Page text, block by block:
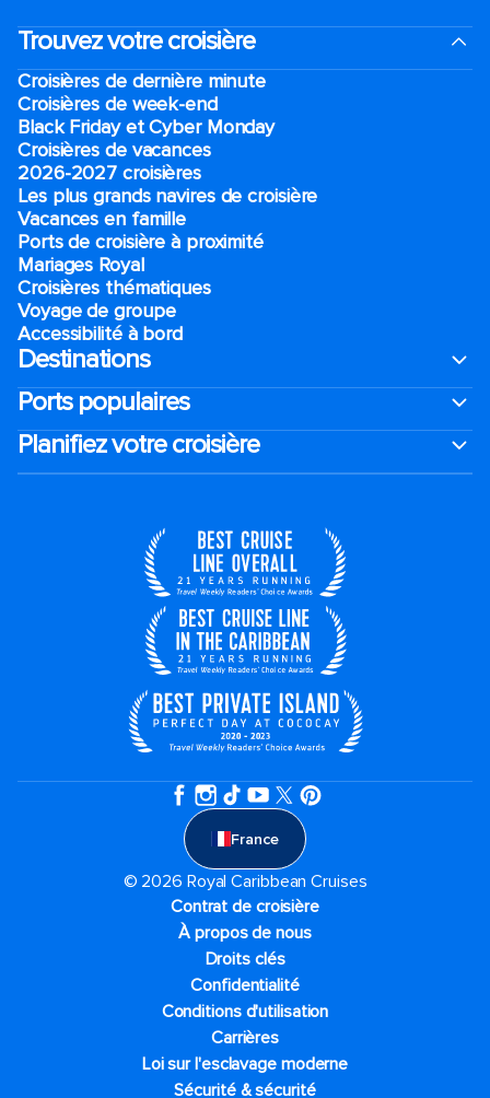
Trouvez votre croisière
Croisières de dernière minute
Croisières de week-end
Black Friday et Cyber Monday
Croisières de vacances
2026-2027 croisières
Les plus grands navires de croisière
Vacances en famille
Ports de croisière à proximité
Mariages Royal
Croisières thématiques
Voyage de groupe​
Accessibilité à bord​
Destinations
Ports populaires
Planifiez votre croisière
France
© 2026 Royal Caribbean Cruises
Contrat de croisière
À propos de nous
Droits clés
Confidentialité
Conditions d'utilisation
Carrières
Loi sur l'esclavage moderne
Sécurité & sécurité